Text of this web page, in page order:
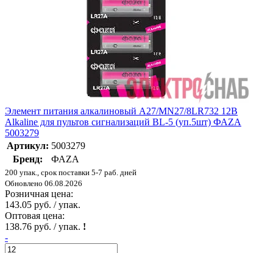
Элемент питания алкалиновый A27/MN27/8LR732 12В
Alkaline для пультов сигнализаций BL-5 (уп.5шт) ФАZА
5003279
Артикул: 5003279
Бренд:
ФАZА
200 упак., срок поставки 5-7 раб. дней
Обновлено 06.08.2026
Розничная цена:
143.05 руб. / упак.
Оптовая цена:
138.76 руб. / упак. !
-